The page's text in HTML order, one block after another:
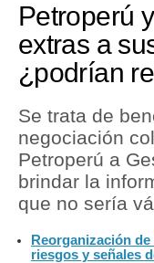
Perú
Política
Finanzas Personales
Inmobiliarias
Plus G
Opinión
Petroperú
extras a
¿podrían
Se trata de
negociación
Petroperú a
brindar la
que no sería
Reorganización
riesgos y señales